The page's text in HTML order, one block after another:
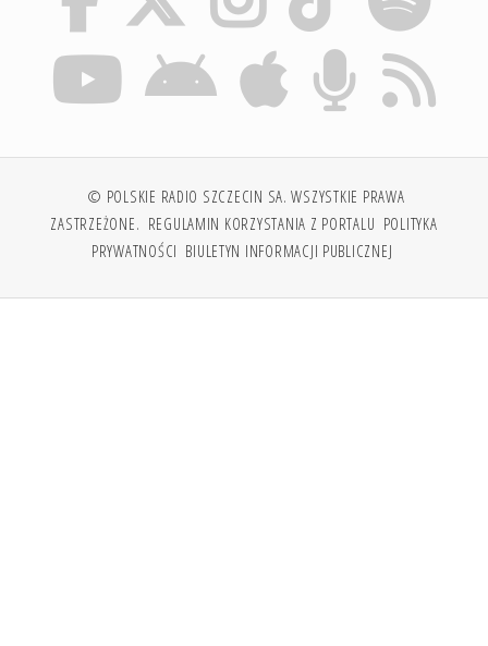
© POLSKIE RADIO SZCZECIN SA. WSZYSTKIE PRAWA
ZASTRZEŻONE. REGULAMIN KORZYSTANIA Z PORTALU POLITYKA
PRYWATNOŚCI BIULETYN INFORMACJI PUBLICZNEJ